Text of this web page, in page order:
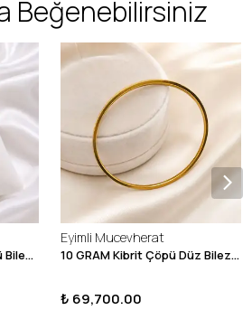
Beğenebilirsiniz
10 GRAM Ajda Kibrit Çöpü Bilezik 22 Ayar 22BLZ003
Eyimli Mucevherat
10 GRAM Kibrit Çöpü Düz Bilezik 22 Ayar 22BLZ001
₺ 69,700.00